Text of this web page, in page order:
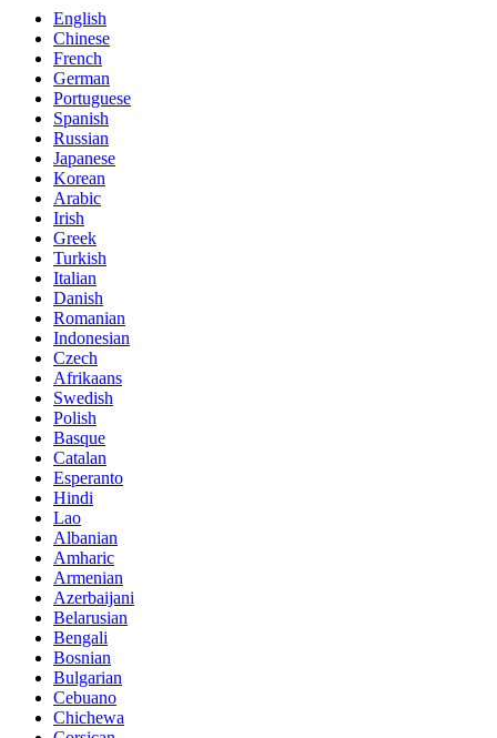
English
Chinese
French
German
Portuguese
Spanish
Russian
Japanese
Korean
Arabic
Irish
Greek
Turkish
Italian
Danish
Romanian
Indonesian
Czech
Afrikaans
Swedish
Polish
Basque
Catalan
Esperanto
Hindi
Lao
Albanian
Amharic
Armenian
Azerbaijani
Belarusian
Bengali
Bosnian
Bulgarian
Cebuano
Chichewa